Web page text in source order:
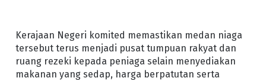
Kerajaan Negeri komited memastikan medan niaga
tersebut terus menjadi pusat tumpuan rakyat dan
ruang rezeki kepada peniaga selain menyediakan
makanan yang sedap, harga berpatutan serta